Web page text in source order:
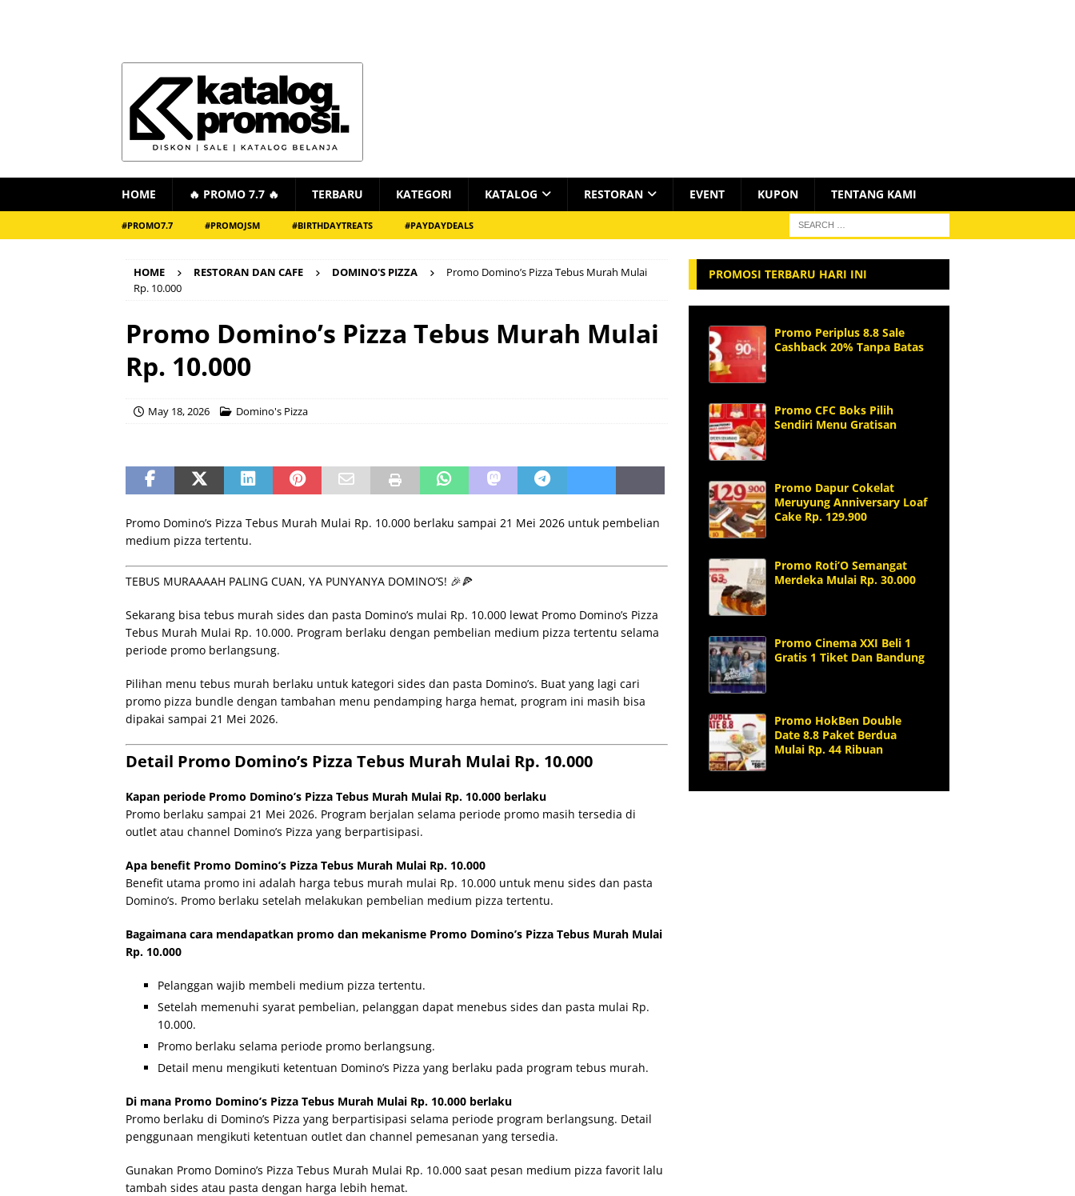
HOME 🔥 PROMO 7.7 🔥 TERBARU KATEGORI KATALOG RESTORAN EVENT KUPON TENTANG KAMI
#PROMO7.7 #PROMOJSM #BIRTHDAYTREATS #PAYDAYDEALS
HOME RESTORAN DAN CAFE DOMINO'S PIZZA
Promo Domino’s Pizza Tebus Murah Mulai
Rp. 10.000
Promo Domino’s Pizza Tebus Murah Mulai
Rp. 10.000
May 18, 2026 Domino's Pizza
Promo Domino’s Pizza Tebus Murah Mulai Rp. 10.000 berlaku sampai 21 Mei 2026 untuk pembelian
medium pizza tertentu.
TEBUS MURAAAAH PALING CUAN, YA PUNYANYA DOMINO’S! 🎉🍕
Sekarang bisa tebus murah sides dan pasta Domino’s mulai Rp. 10.000 lewat Promo Domino’s Pizza
Tebus Murah Mulai Rp. 10.000. Program berlaku dengan pembelian medium pizza tertentu selama
periode promo berlangsung.
Pilihan menu tebus murah berlaku untuk kategori sides dan pasta Domino’s. Buat yang lagi cari
promo pizza bundle dengan tambahan menu pendamping harga hemat, program ini masih bisa
dipakai sampai 21 Mei 2026.
Detail Promo Domino’s Pizza Tebus Murah Mulai Rp. 10.000
Kapan periode Promo Domino’s Pizza Tebus Murah Mulai Rp. 10.000 berlaku
Promo berlaku sampai 21 Mei 2026. Program berjalan selama periode promo masih tersedia di
outlet atau channel Domino’s Pizza yang berpartisipasi.
Apa benefit Promo Domino’s Pizza Tebus Murah Mulai Rp. 10.000
Benefit utama promo ini adalah harga tebus murah mulai Rp. 10.000 untuk menu sides dan pasta
Domino’s. Promo berlaku setelah melakukan pembelian medium pizza tertentu.
Bagaimana cara mendapatkan promo dan mekanisme Promo Domino’s Pizza Tebus Murah Mulai
Rp. 10.000
Pelanggan wajib membeli medium pizza tertentu.
Setelah memenuhi syarat pembelian, pelanggan dapat menebus sides dan pasta mulai Rp.
10.000.
Promo berlaku selama periode promo berlangsung.
Detail menu mengikuti ketentuan Domino’s Pizza yang berlaku pada program tebus murah.
Di mana Promo Domino’s Pizza Tebus Murah Mulai Rp. 10.000 berlaku
Promo berlaku di Domino’s Pizza yang berpartisipasi selama periode program berlangsung. Detail
penggunaan mengikuti ketentuan outlet dan channel pemesanan yang tersedia.
Gunakan Promo Domino’s Pizza Tebus Murah Mulai Rp. 10.000 saat pesan medium pizza favorit lalu
tambah sides atau pasta dengan harga lebih hemat.
PROMOSI TERBARU HARI INI
Promo Periplus 8.8 Sale
Cashback 20% Tanpa Batas
Promo CFC Boks Pilih
Sendiri Menu Gratisan
Promo Dapur Cokelat
Meruyung Anniversary Loaf
Cake Rp. 129.900
Promo Roti’O Semangat
Merdeka Mulai Rp. 30.000
Promo Cinema XXI Beli 1
Gratis 1 Tiket Dan Bandung
Promo HokBen Double
Date 8.8 Paket Berdua
Mulai Rp. 44 Ribuan